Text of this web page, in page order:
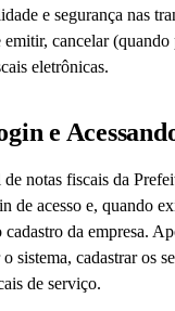
e segurança nas
emitir, cancelar
eletrônicas.
e
notas fiscais da
de acesso e, quando
da empresa.
sistema, cadastrar os
de serviço.